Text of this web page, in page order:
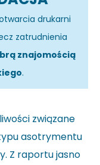
drukarni
zatrudnienia
znajomością
.
związane
asotrymentu
Z raportu jasno